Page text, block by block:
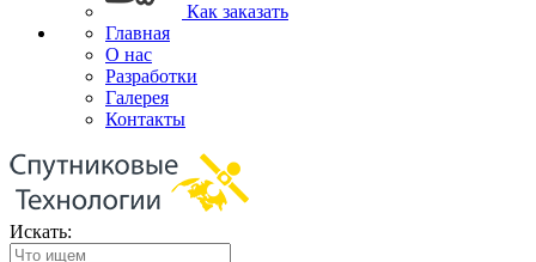
Как заказать
Главная
О нас
Разработки
Галерея
Контакты
Искать: